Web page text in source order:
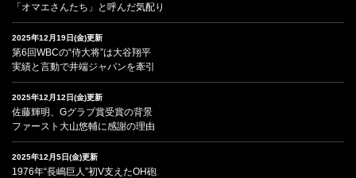
「オマエさんたち」と呼んだ気配り
2025年12月19日(金)更新
第6回WBCの“侍大将”は大谷翔平
実績と言動で井端ジャパンを牽引
2025年12月12日(金)更新
佐藤輝明、Gグラブ賞受賞の背景
ファースト大山悠輔に感謝の理由
2025年12月5日(金)更新
1976年“長嶋巨人”初V支えたOH砲